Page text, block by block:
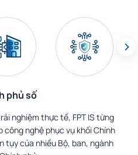
phủ số
nghiệm thực tế, FPT IS từng
công nghệ phục vụ khối Chính
tụy của nhiều Bộ, ban, ngành